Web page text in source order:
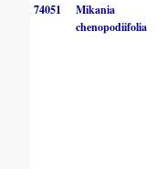
74051
Mikania
chenopodiifolia